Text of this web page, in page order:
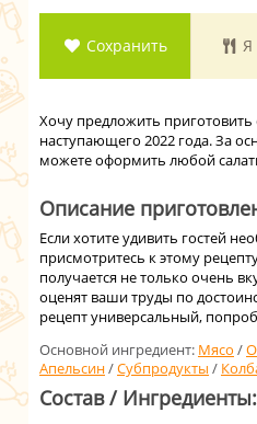
Сохранить Я
Хочу предложить приготовить
наступающего 2022 года. За
можете оформить любой
Описание
Если хотите удивить гостей
присмотритесь к этому
получается не только очень
оценят ваши труды по
рецепт универсальный,
Основной ингредиент: Мясо /
Апельсин/Субпродукты /
Состав / Ингредиенты: